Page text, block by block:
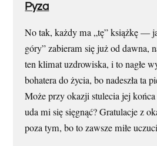
Pyza
No tak, każdy ma „tę” książkę —
góry” zabieram się już od dawna,
ten klimat uzdrowiska, i to nagłe
bohatera do życia, bo nadeszła ta
Może przy okazji stulecia jej
uda mi się sięgnąć? Gratulacje z
poza tym, bo to zawsze miłe